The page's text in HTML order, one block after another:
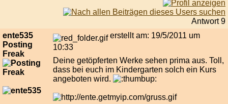
Antwort 9
ente535
Posting
Freak
erstellt am: 19/5/2011 um
10:33
Deine getöpferten Werke sehen prima aus. Toll,
dass bei euch im Kindergarten solch ein Kurs
angeboten wird.